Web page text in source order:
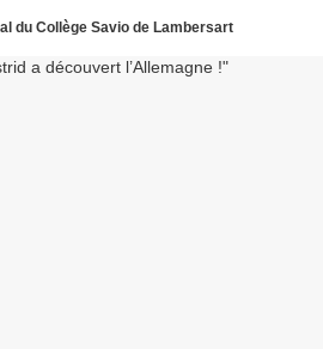
du Collège Savio de Lambersart